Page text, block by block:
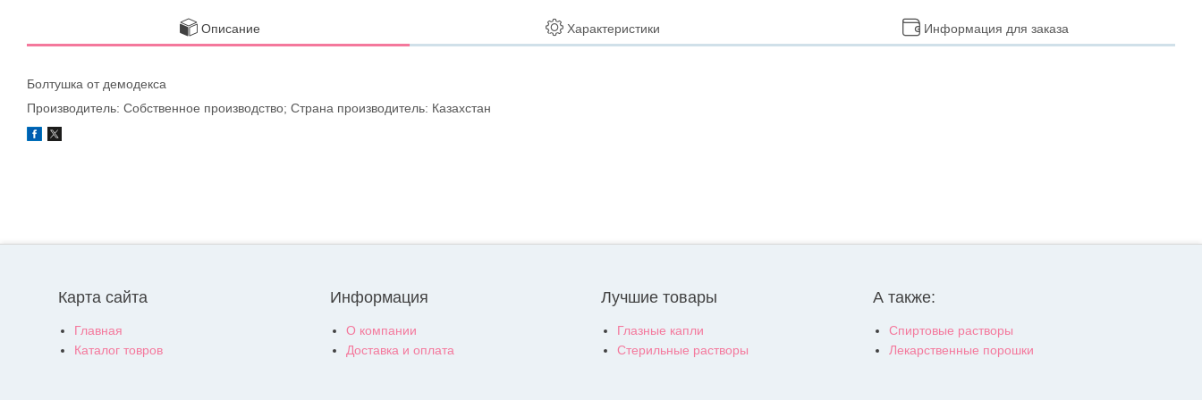
Описание Характеристики Информация для заказа
Болтушка от демодекса
Производитель: Собственное производство; Страна производитель: Казахстан
Карта сайта
Главная
Каталог товров
Информация
О компании
Доставка и оплата
Лучшие товары
Глазные капли
Стерильные растворы
А также:
Спиртовые растворы
Лекарственные порошки